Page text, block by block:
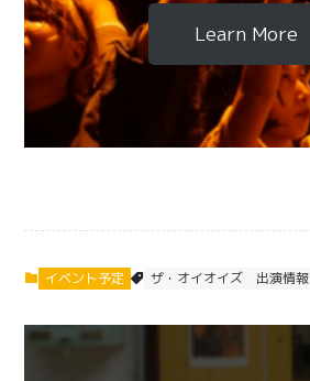
Learn More
イベント予定 ザ・オイオイズ 出演情報